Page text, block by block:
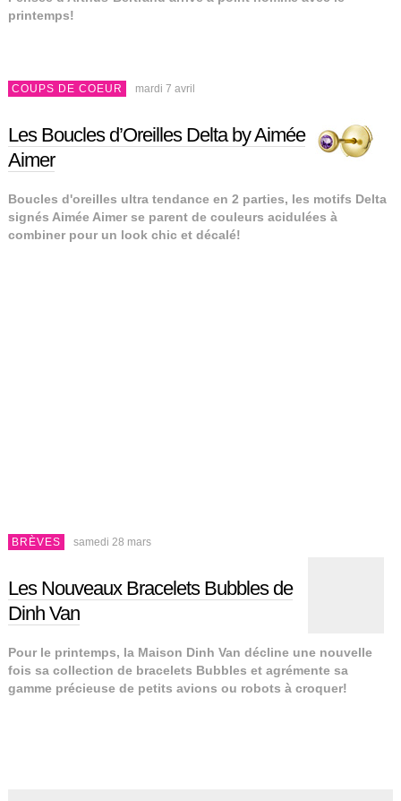
printemps!
COUPS DE COEUR mardi 7 avril
Les Boucles d’Oreilles Delta by Aimée
Aimer
Boucles d'oreilles ultra tendance en 2 parties, les motifs Delta
signés Aimée Aimer se parent de couleurs acidulées à
combiner pour un look chic et décalé!
BRÈVES samedi 28 mars
Les Nouveaux Bracelets Bubbles de
Dinh Van
Pour le printemps, la Maison Dinh Van décline une nouvelle
fois sa collection de bracelets Bubbles et agrémente sa
gamme précieuse de petits avions ou robots à croquer!